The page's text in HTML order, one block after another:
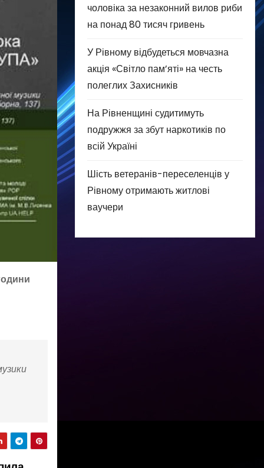
чоловіка за незаконний вилов риби
на понад 80 тисяч гривень
У Рівному відбудеться мовчазна
акція «Світло пам’яті» на честь
полеглих Захисників
На Рівненщині судитимуть
подружжя за збут наркотиків по
всій Україні
Шість ветеранів-переселенців у
Рівному отримають житлові
ваучери